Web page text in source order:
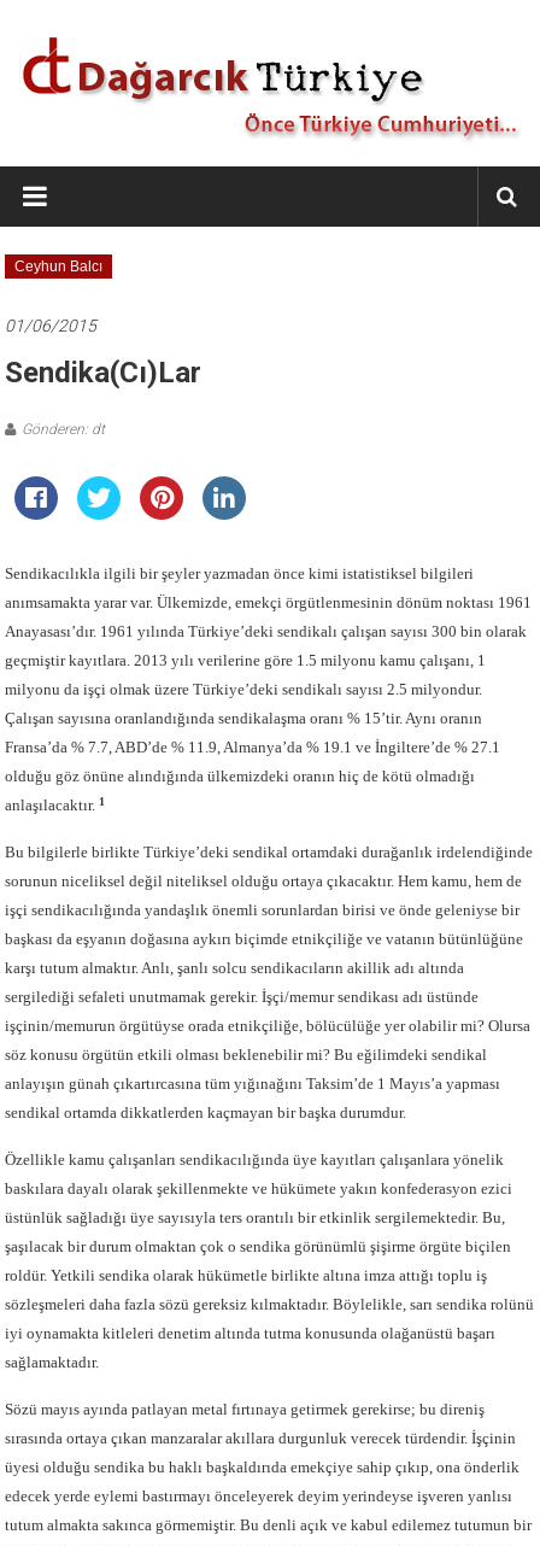
Dağarcık
Türkiye
Önce
Türkiye
Ceyhun Balcı
01/06/2015
Sendika(cı)lar
Gönderen: dt
Sendikacılıkla ilgili bir şeyler yazmadan önce kimi istatistiksel bilgileri
anımsamakta yarar var. Ülkemizde, emekçi örgütlenmesinin dönüm noktası 1961
Anayasası’dır. 1961 yılında Türkiye’deki sendikalı çalışan sayısı 300 bin olarak
geçmiştir kayıtlara. 2013 yılı verilerine göre 1.5 milyonu kamu çalışanı, 1
milyonu da işçi olmak üzere Türkiye’deki sendikalı sayısı 2.5 milyondur.
Çalışan sayısına oranlandığında sendikalaşma oranı % 15’tir. Aynı oranın
Fransa’da % 7.7, ABD’de % 11.9, Almanya’da % 19.1 ve İngiltere’de % 27.1
olduğu göz önüne alındığında ülkemizdeki oranın hiç de kötü olmadığı
anlaşılacaktır. 1
Bu bilgilerle birlikte Türkiye’deki sendikal ortamdaki durağanlık irdelendiğinde
sorunun niceliksel değil niteliksel olduğu ortaya çıkacaktır. Hem kamu, hem de
işçi sendikacılığında yandaşlık önemli sorunlardan birisi ve önde geleniyse bir
başkası da eşyanın doğasına aykırı biçimde etnikçiliğe ve vatanın bütünlüğüne
karşı tutum almaktır. Anlı, şanlı solcu sendikacıların akillik adı altında
sergilediği sefaleti unutmamak gerekir. İşçi/memur sendikası adı üstünde
işçinin/memurun örgütüyse orada etnikçiliğe, bölücülüğe yer olabilir mi? Olursa
söz konusu örgütün etkili olması beklenebilir mi? Bu eğilimdeki sendikal
anlayışın günah çıkartırcasına tüm yığınağını Taksim’de 1 Mayıs’a yapması
sendikal ortamda dikkatlerden kaçmayan bir başka durumdur.
Özellikle kamu çalışanları sendikacılığında üye kayıtları çalışanlara yönelik
baskılara dayalı olarak şekillenmekte ve hükümete yakın konfederasyon ezici
üstünlük sağladığı üye sayısıyla ters orantılı bir etkinlik sergilemektedir. Bu,
şaşılacak bir durum olmaktan çok o sendika görünümlü şişirme örgüte biçilen
roldür. Yetkili sendika olarak hükümetle birlikte altına imza attığı toplu iş
sözleşmeleri daha fazla sözü gereksiz kılmaktadır. Böylelikle, sarı sendika rolünü
iyi oynamakta kitleleri denetim altında tutma konusunda olağanüstü başarı
sağlamaktadır.
Sözü mayıs ayında patlayan metal fırtınaya getirmek gerekirse; bu direniş
sırasında ortaya çıkan manzaralar akıllara durgunluk verecek türdendir. İşçinin
üyesi olduğu sendika bu haklı başkaldırıda emekçiye sahip çıkıp, ona önderlik
edecek yerde eylemi bastırmayı önceleyerek deyim yerindeyse işveren yanlısı
tutum almakta sakınca görmemiştir. Bu denli açık ve kabul edilemez tutumun bir